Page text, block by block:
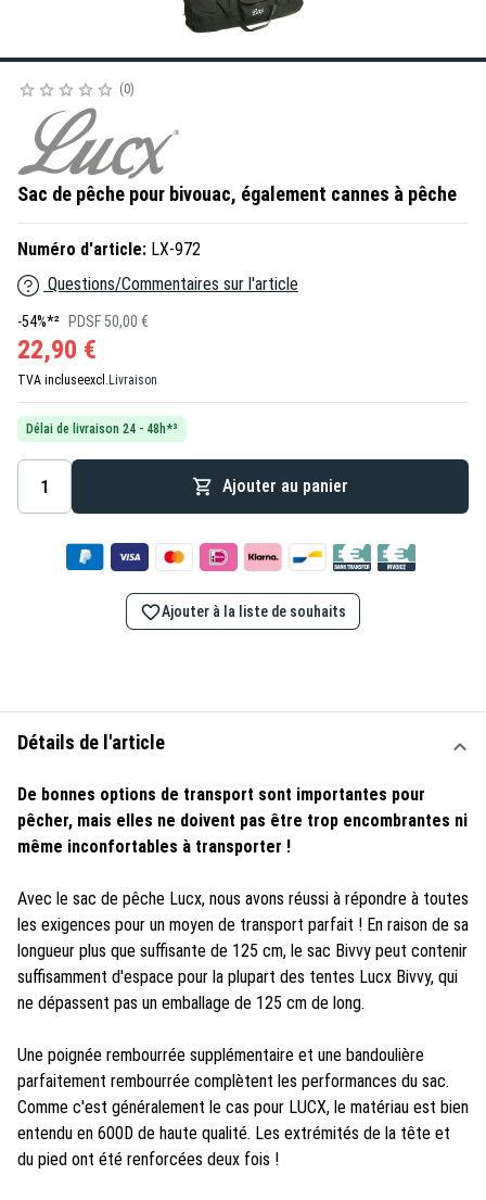
0
Sac de pêche pour bivouac, également cannes à pêche
Numéro d'article: LX-972
Questions/Commentaires sur l'article
-54%*² PDSF 50,00 €
22,90 €
TVA incluseexcl. Livraison
Délai de livraison 24 - 48h*³
Ajouter au panier
Ajouter à la liste de souhaits
Détails de l'article
De bonnes options de transport sont importantes pour
pêcher, mais elles ne doivent pas être trop encombrantes ni
même inconfortables à transporter !
Avec le sac de pêche Lucx, nous avons réussi à répondre à toutes
les exigences pour un moyen de transport parfait ! En raison de sa
longueur plus que suffisante de 125 cm, le sac Bivvy peut contenir
suffisamment d'espace pour la plupart des tentes Lucx Bivvy, qui
ne dépassent pas un emballage de 125 cm de long.
Une poignée rembourrée supplémentaire et une bandoulière
parfaitement rembourrée complètent les performances du sac.
Comme c'est généralement le cas pour LUCX, le matériau est bien
entendu en 600D de haute qualité. Les extrémités de la tête et
du pied ont été renforcées deux fois !